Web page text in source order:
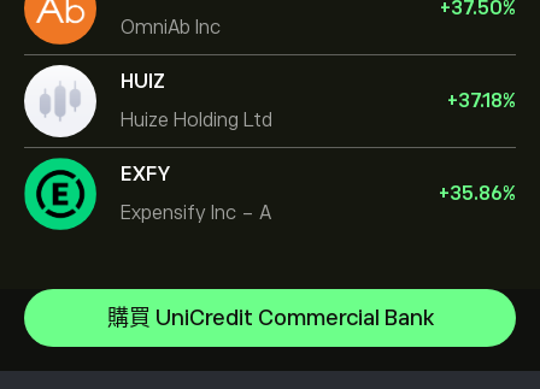
OmniAb Inc
+37.50%
HUIZ
Huize Holding Ltd
+37.18%
EXFY
Expensify Inc - A
+35.86%
購買 UniCredit Commercial Bank
Micron Technology, Inc.
Lam Research Corp
Applied Materials Inc
如何存款
如何提款
開設帳戶
CopyTrading 如何運作
負責任的交易
為什麼選擇 eToro